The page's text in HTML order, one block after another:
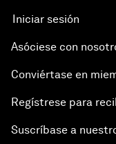
Iniciar sesión
Asóciese con
Conviértase en
Regístrese para
Suscríbase a